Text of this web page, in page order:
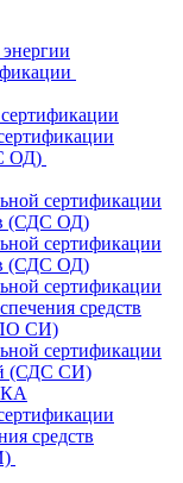
ОД)
сертификации
(СДС ОД)
сертификации
(СДС ОД)
сертификации
средств
СИ)
сертификации
(СДС СИ)
средств